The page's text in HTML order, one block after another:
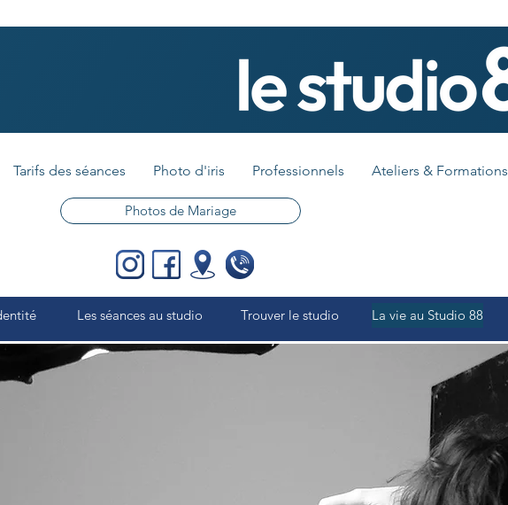
Tarifs des séances Photo d'iris Professionnels Ateliers & Formations
Photos de Mariage
Les séances au studio Trouver le studio La vie au Studio 88